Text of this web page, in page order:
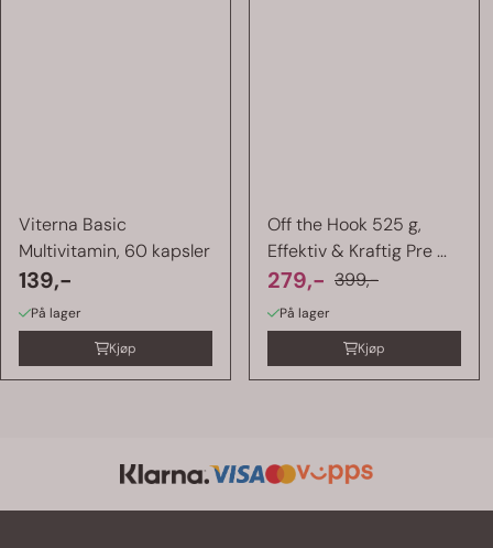
Viterna Basic
Multivitamin, 60 kapsler
139,-
På lager
Kjøp
Off the Hook 525 g,
Effektiv & Kraftig Pre ...
279,- 399,-
På lager
Kjøp